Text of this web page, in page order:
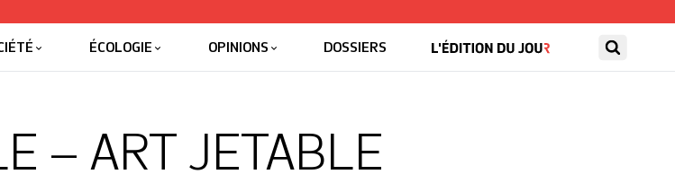
Courrier
ÉCOLOGIE OPINIONS DOSSIERS
– ART JETABLE